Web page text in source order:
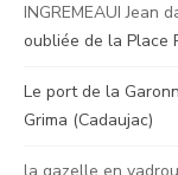
INGREMEAUI Jean
oubliée de la Place
Le port de la
Grima (Cadaujac)